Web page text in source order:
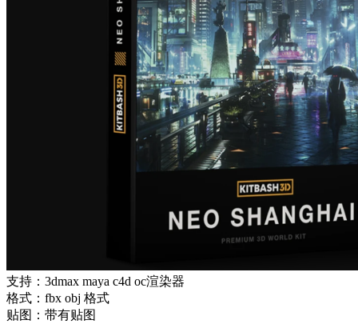
支持：3dmax maya c4d oc渲染器
格式：fbx obj 格式
贴图：带有贴图